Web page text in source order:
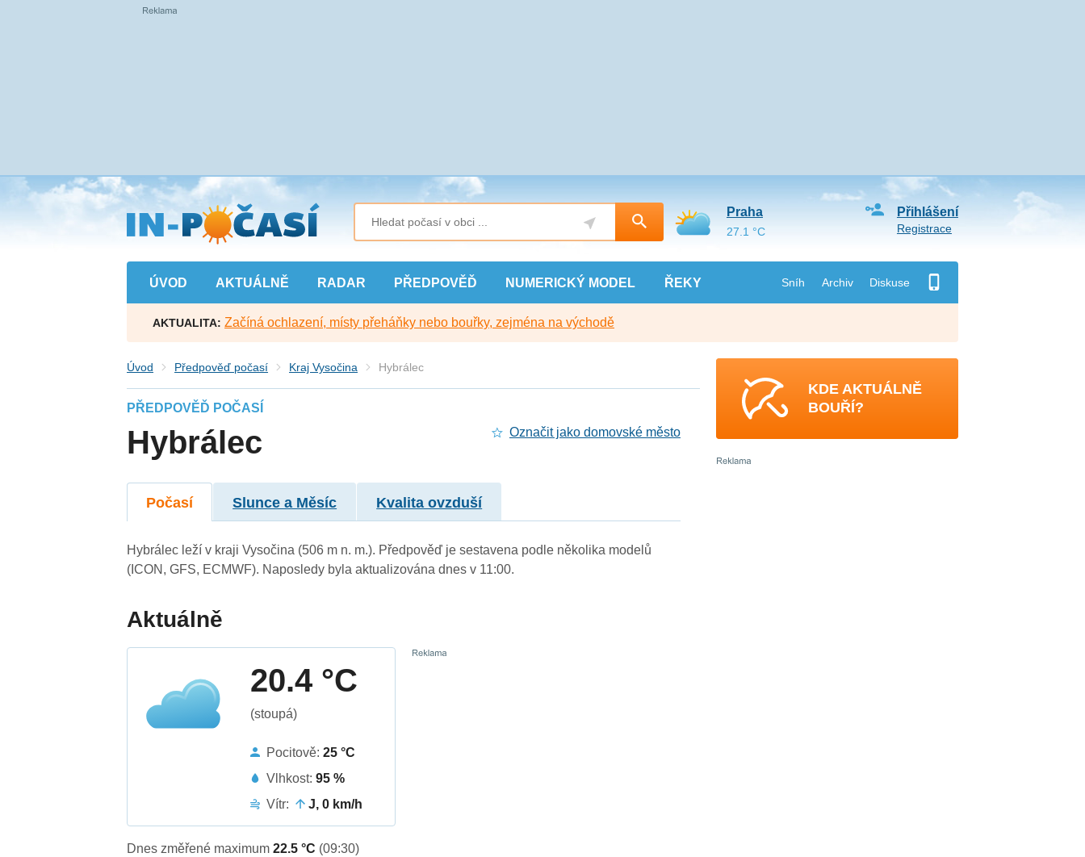
Přejít
na
hlavní
obsah
ÚVOD AKTUÁLNĚ RADAR PŘEDPOVĚĎ NUMERICKÝ MODEL ŘEKY Sníh Archiv Diskuse
Přihlášení
Registrace
Praha
27.1 °C
AKTUALITA: Začíná ochlazení, místy přeháňky nebo bouřky, zejména na východě
Úvod Předpověď počasí Kraj Vysočina Hybrálec
PŘEDPOVĚĎ POČASÍ
Hybrálec Označit jako domovské město
Počasí Slunce a Měsíc Kvalita ovzduší
Hybrálec leží v kraji Vysočina (506 m n. m.). Předpověď je sestavena podle několika modelů
(ICON, GFS, ECMWF). Naposledy byla aktualizována dnes v 11:00.
Aktuálně
20.4 °C
(stoupá)
Pocitově:25 °C
Vlhkost:95 %
Vítr:
J, 0 km/h
Dnes změřené maximum22.5 °C (09:30)
KDE AKTUÁLNĚ
BOUŘÍ?